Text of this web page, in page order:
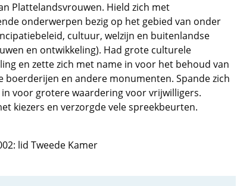
Plattelandsvrouwen. Hield zich met
onderwerpen bezig op het gebied van onder
cultuur, welzijn en buitenlandse
en ontwikkeling). Had grote culturele
en zette zich met name in voor het behoud van
boerderijen en andere monumenten. Spande zich
voor grotere waardering voor vrijwilligers.
kiezers en verzorgde vele spreekbeurten.
lid Tweede Kamer